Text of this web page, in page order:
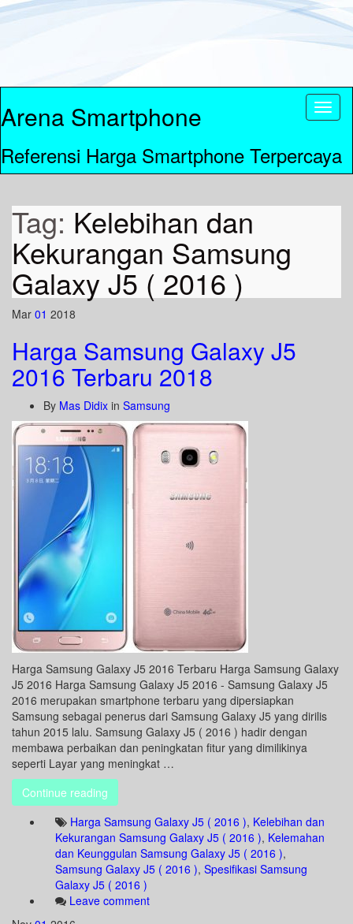
Arena Smartphone
Referensi Harga Smartphone Terpercaya
Tag: Kelebihan dan
Kekurangan Samsung
Galaxy J5 ( 2016 )
Mar 01 2018
Harga Samsung Galaxy J5
2016 Terbaru 2018
By Mas Didix in Samsung
Harga Samsung Galaxy J5 2016 Terbaru Harga Samsung Galaxy
J5 2016 Harga Samsung Galaxy J5 2016 - Samsung Galaxy J5
2016 merupakan smartphone terbaru yang dipersiapkan
Samsung sebagai penerus dari Samsung Galaxy J5 yang dirilis
tahun 2015 lalu. Samsung Galaxy J5 ( 2016 ) hadir dengan
membawa perbaikan dan peningkatan fitur yang dimilikinya
seperti Layar yang meningkat …
Continue reading
Harga Samsung Galaxy J5 ( 2016 ), Kelebihan dan
Kekurangan Samsung Galaxy J5 ( 2016 ), Kelemahan
dan Keunggulan Samsung Galaxy J5 ( 2016 ),
Samsung Galaxy J5 ( 2016 ), Spesifikasi Samsung
Galaxy J5 ( 2016 )
Leave comment